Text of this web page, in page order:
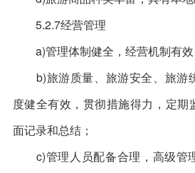
5.2.7经营管理
a)管理体制健全，经营机制有效
b)旅游质量、旅游安全、旅游
度健全有效，贯彻措施得力，定期
面记录和总结；
c)管理人员配备合理，高级管